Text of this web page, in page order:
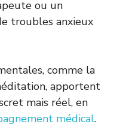
ou un
troubles anxieux
comme la
apportent
mais réel, en
médical.